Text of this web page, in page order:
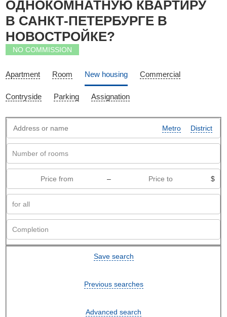
ОДНОКОМНАТНУЮ КВАРТИРУ
В САНКТ-ПЕТЕРБУРГЕ В
НОВОСТРОЙКЕ?
NO COMMISSION
Apartment Room New housing Commercial
Contryside Parking Assignation
Metro District
– $
Save search
Previous searches
Advanced search